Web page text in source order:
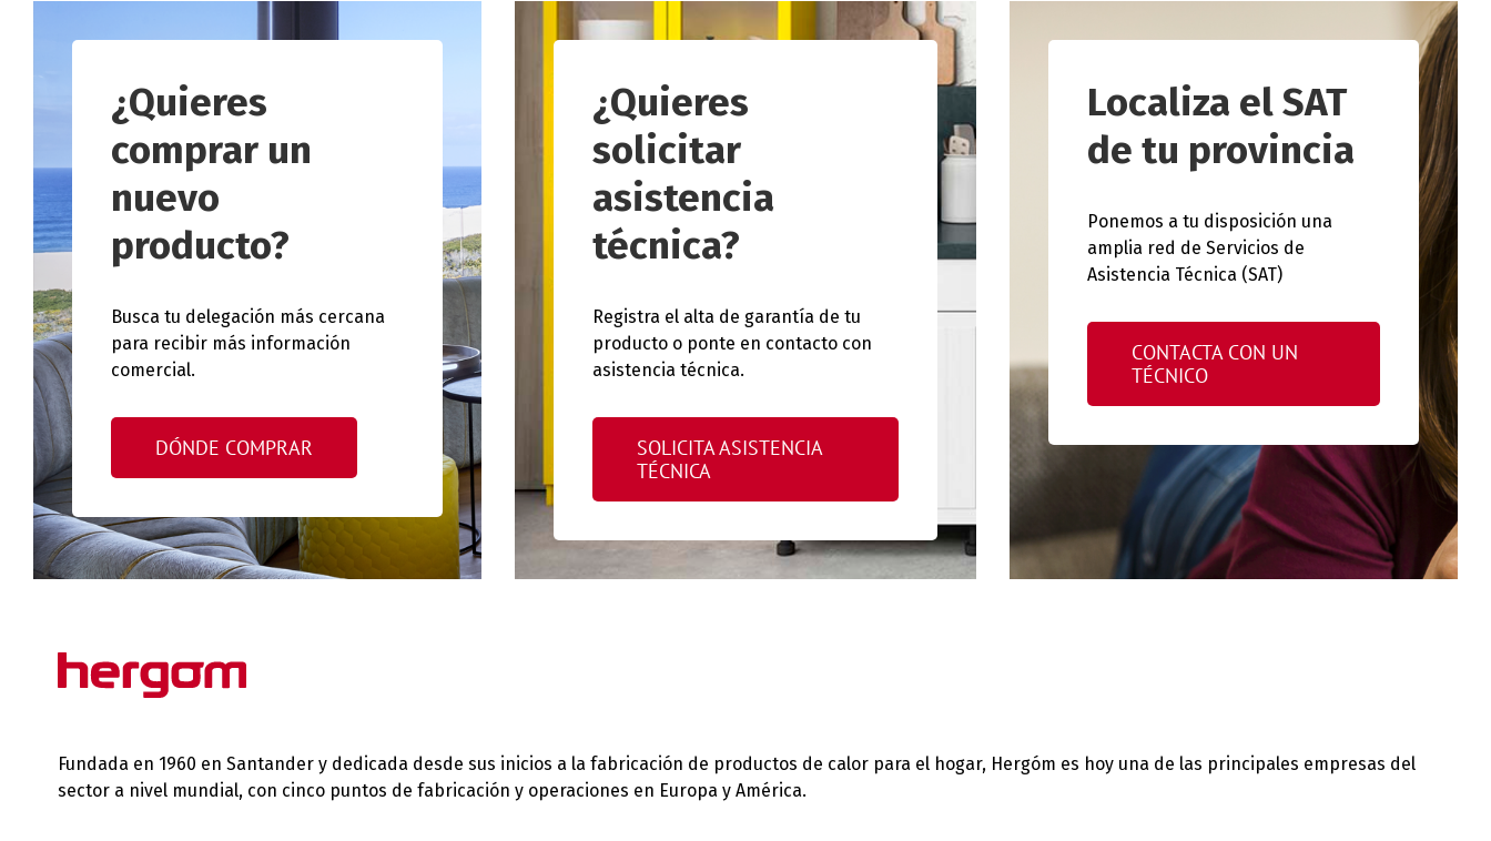
¿Quieres
comprar un
nuevo
producto?
Busca tu delegación más cercana
para recibir más información
comercial.
DÓNDE COMPRAR
¿Quieres
solicitar
asistencia
técnica?
Registra el alta de garantía de tu
producto o ponte en contacto con
asistencia técnica.
SOLICITA ASISTENCIA
TÉCNICA
Localiza el SAT
de tu provincia
Ponemos a tu disposición una
amplia red de Servicios de
Asistencia Técnica (SAT)
CONTACTA CON UN
TÉCNICO
Fundada en 1960 en Santander y dedicada desde sus inicios a la fabricación de productos de calor para el hogar, Hergóm es hoy una de las principales empresas del
sector a nivel mundial, con cinco puntos de fabricación y operaciones en Europa y América.